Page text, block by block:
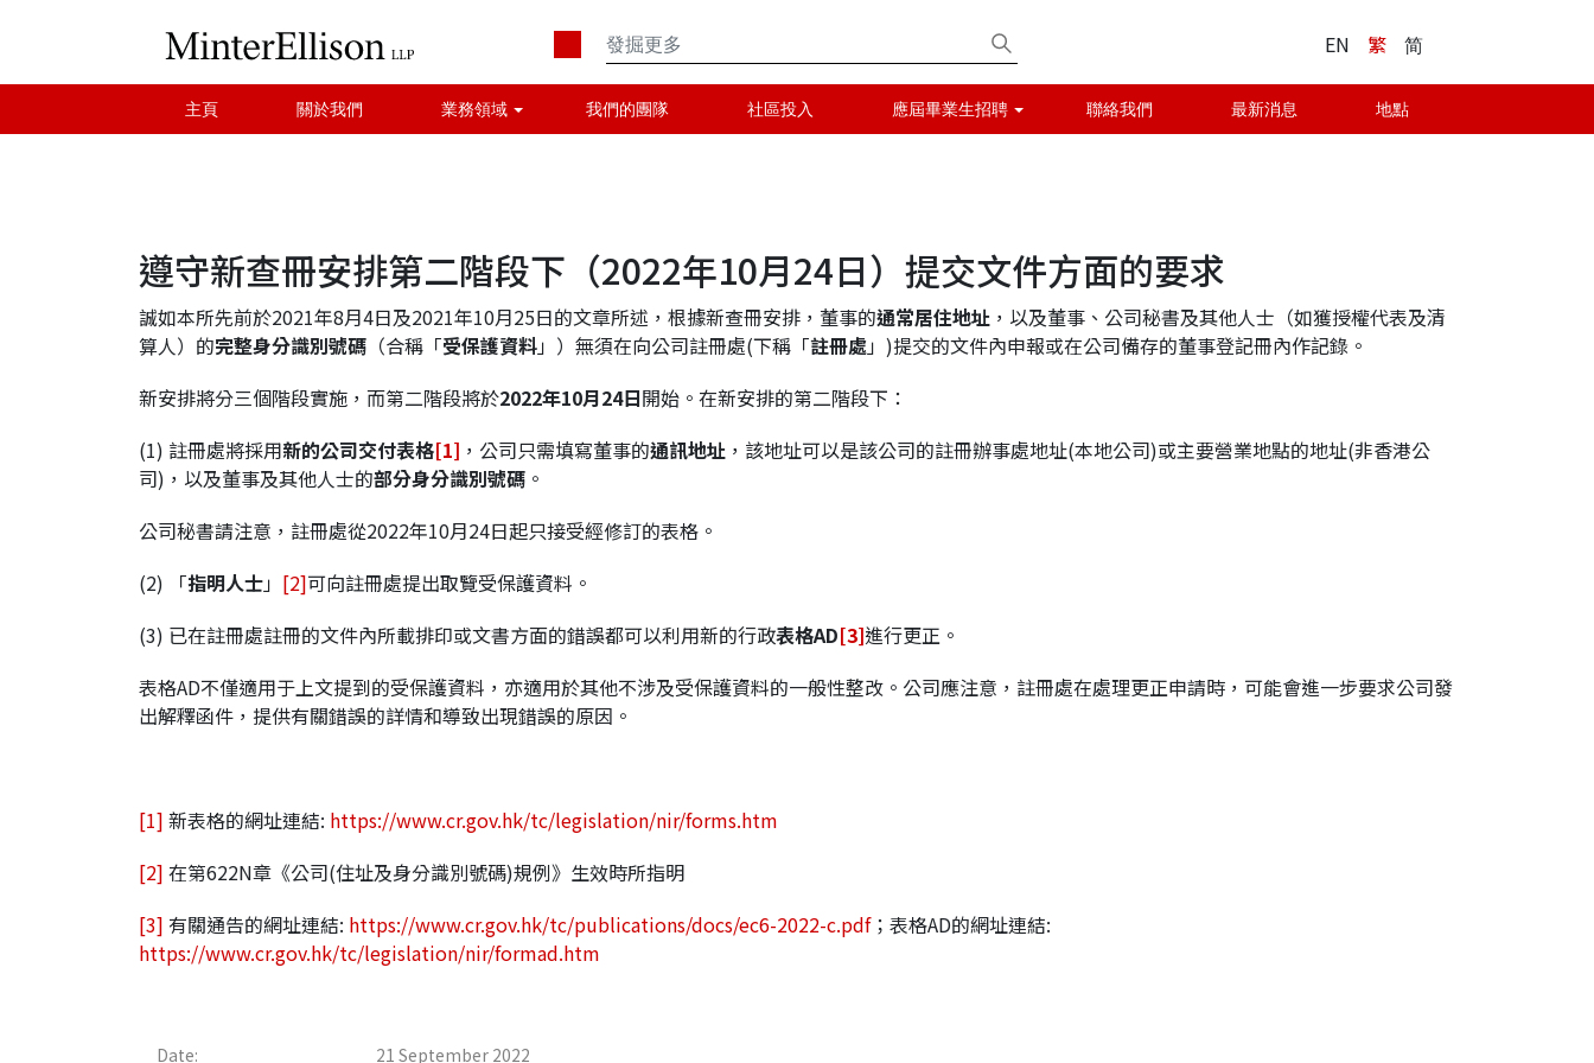
EN 繁 简
主頁 關於我們 業務領域 我們的團隊 社區投入 應屆畢業生招聘 聯絡我們 最新消息 地點
遵守新查冊安排第二階段下（2022年10月24日）提交文件方面的要求
誠如本所先前於2021年8月4日及2021年10月25日的文章所述，根據新查冊安排，董事的通常居住地址 ，以及董事、公司秘書及其他人士（如獲授權代表及清
算人）的完整身分識別號碼 （合稱「受保護資料」）無須在向公司註冊處(下稱「註冊處」)提交的文件內申報或在公司備存的董事登記冊內作記錄。
新安排將分三個階段實施，而第二階段將於2022年10月24日開始。在新安排的第二階段下：
(1) 註冊處將採用新的公司交付表格[1] ，公司只需填寫董事的通訊地址 ，該地址可以是該公司的註冊辦事處地址(本地公司)或主要營業地點的地址(非香港公
司)，以及董事及其他人士的部分身分識別號碼 。
公司秘書請注意，註冊處從2022年10月24日起只接受經修訂的表格。
(2) 「指明人士」 [2]可向註冊處提出取覽受保護資料。
(3) 已在註冊處註冊的文件內所載排印或文書方面的錯誤都可以利用新的行政表格AD[3]進行更正。
表格AD不僅適用于上文提到的受保護資料，亦適用於其他不涉及受保護資料的一般性整改。公司應注意，註冊處在處理更正申請時，可能會進一步要求公司發
出解釋函件，提供有關錯誤的詳情和導致出現錯誤的原因。
[1] 新表格的網址連結: https://www.cr.gov.hk/tc/legislation/nir/forms.htm
[2] 在第622N章《公司(住址及身分識別號碼)規例》生效時所指明
[3] 有關通告的網址連結: https://www.cr.gov.hk/tc/publications/docs/ec6-2022-c.pdf；表格AD的網址連結:
https://www.cr.gov.hk/tc/legislation/nir/formad.htm
Date:
21 September 2022